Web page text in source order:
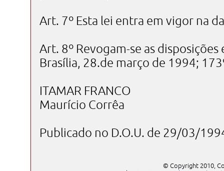
Art. 7º Esta lei entra em vigor na
Art. 8º Revogam-se as
Brasília, 28.de março de 1994;
ITAMAR FRANCO
Maurício Corrêa
Publicado no D.O.U. de 29/03/
© Copyright 2010,